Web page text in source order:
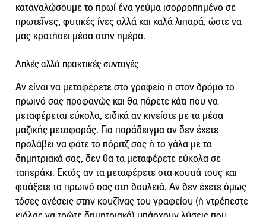
καταναλώσουμε το πρωί ένα γεύμα ισορροπημένο σε
πρωτεΐνες, φυτικές ίνες αλλά και καλά λιπαρά, ώστε να
μας κρατήσει μέσα στην ημέρα.
Απλές αλλά πρακτικές συνταγές
Αν είναι να μεταφέρετε στο γραφείο ή στον δρόμο το
πρωινό σας προφανώς και θα πάρετε κάτι που να
μεταφέρεται εύκολα, ειδικά αν κινείστε με τα μέσα
μαζικής μεταφοράς. Για παράδειγμα αν δεν έχετε
προλάβει να φάτε το πόριτζ σας ή το γάλα με τα
δημητριακά σας, δεν θα τα μεταφέρετε εύκολα σε
ταπεράκι. Εκτός αν τα μεταφέρετε στα κουτιά τους και
φτιάξετε το πρωινό σας στη δουλειά. Αν δεν έχετε όμως
τόσες ανέσεις στην κουζίνας του γραφείου (ή ντρέπεστε